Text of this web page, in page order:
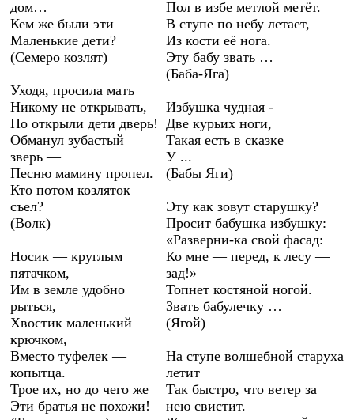
дом…
Кем же были эти
Маленькие дети?
(Семеро козлят)
Уходя, просила мать
Никому не открывать,
Но открыли дети дверь!
Обманул зубастый
зверь —
Песню мамину пропел.
Кто потом козляток
съел?
(Волк)
Носик — круглым
пятачком,
Им в земле удобно
рыться,
Хвостик маленький —
крючком,
Вместо туфелек —
копытца.
Трое их, но до чего же
Эти братья не похожи!
Пол в избе метлой метёт.
В ступе по небу летает,
Из кости её нога.
Эту бабу звать …
(Баба-Яга)
Избушка чудная -
Две курьих ноги,
Такая есть в сказке
У ...
(Бабы Яги)
Эту как зовут старушку?
Просит бабушка избушку:
«Разверни-ка свой фасад:
Ко мне — перед, к лесу —
зад!»
Топнет костяной ногой.
Звать бабулечку …
(Ягой)
На ступе волшебной старуха
летит
Так быстро, что ветер за
нею свистит.